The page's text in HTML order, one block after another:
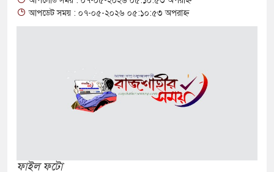
পুকুর থেকে অজ্ঞাত যুবকের মরদেহ উদ্ধার
বিজিবির পৃথক অভিযানে ১৫৬ বোতল ভারতীয়
শ্রমিক নিয়োগে আবেদন শুরু, ওমানে ৫ হাজার শ্রমিক
আপডেট সময় : ০৭-০৫-২০২৬ ০৫:১০:৫৩ অপরাহ্ন
ফাইল ফটো